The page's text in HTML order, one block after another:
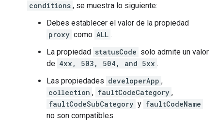
conditions , se muestra lo siguiente:
Debes establecer el valor de la propiedad
proxy como ALL .
La propiedad statusCode solo admite un valor
de 4xx, 503, 504, and 5xx .
Las propiedades developerApp ,
collection , faultCodeCategory ,
faultCodeSubCategory y faultCodeName
no son compatibles.